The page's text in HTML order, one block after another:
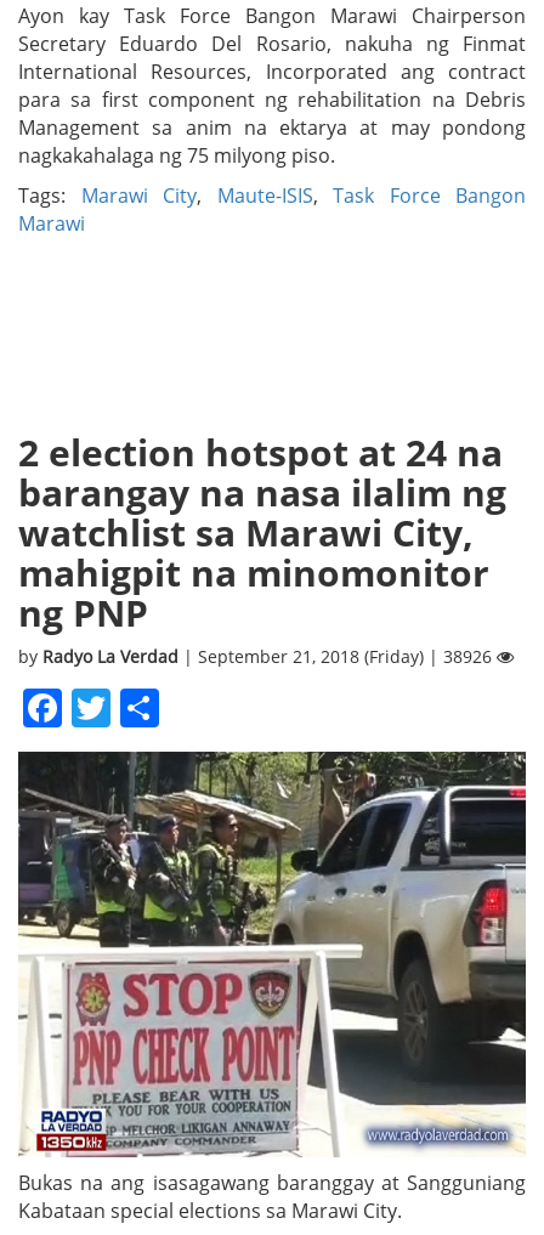
Ayon kay Task Force Bangon Marawi Chairperson
Secretary Eduardo Del Rosario, nakuha ng Finmat
International Resources, Incorporated ang contract
para sa first component ng rehabilitation na Debris
Management sa anim na ektarya at may pondong
nagkakahalaga ng 75 milyong piso.
Tags: Marawi City, Maute-ISIS, Task Force Bangon
Marawi
2 election hotspot at 24 na
barangay na nasa ilalim ng
watchlist sa Marawi City,
mahigpit na minomonitor
ng PNP
by Radyo La Verdad | September 21, 2018 (Friday) | 38926
Facebook
Twitter
Bukas na ang isasagawang baranggay at Sangguniang
Kabataan special elections sa Marawi City.